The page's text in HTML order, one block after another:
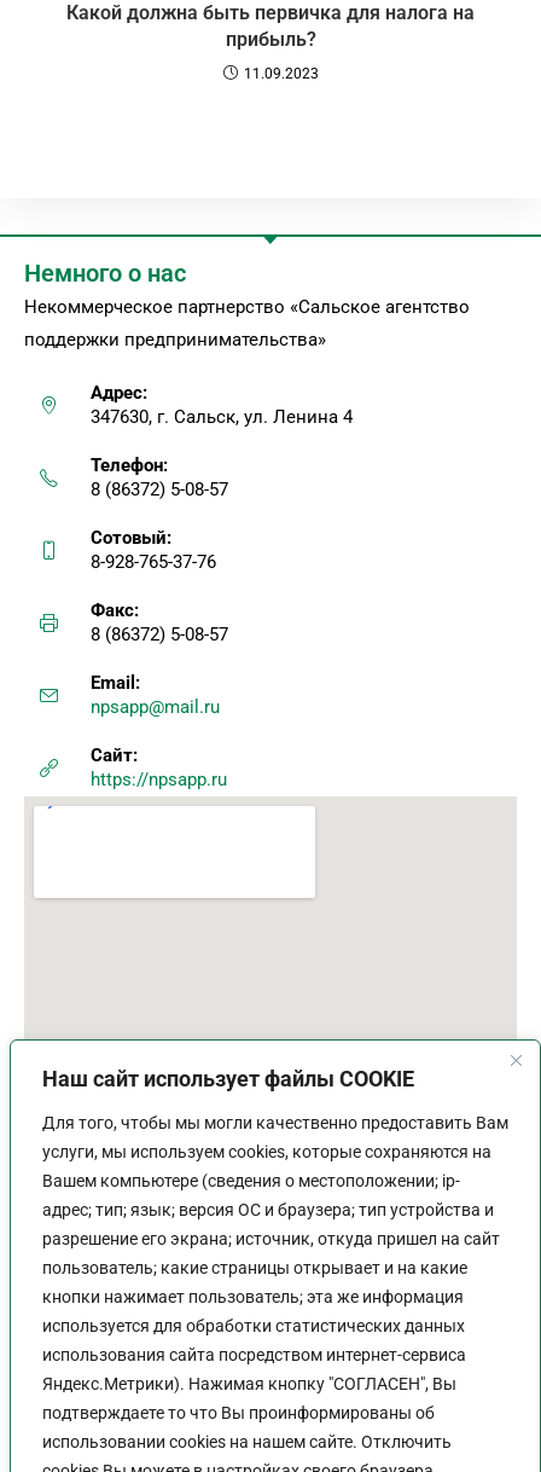
Наш сайт использует файлы COOKIE
Для того, чтобы мы могли качественно предоставить Вам
услуги, мы используем cookies, которые сохраняются на
Вашем компьютере (сведения о местоположении; ip-
адрес; тип; язык; версия ОС и браузера; тип устройства и
разрешение его экрана; источник, откуда пришел на сайт
пользователь; какие страницы открывает и на какие
кнопки нажимает пользователь; эта же информация
используется для обработки статистических данных
использования сайта посредством интернет-сервиса
Яндекс.Метрики). Нажимая кнопку "СОГЛАСЕН", Вы
подтверждаете то что Вы проинформированы об
использовании cookies на нашем сайте. Отключить
Какой должна быть первичка для налога на
прибыль?
11.09.2023
Немного о нас
Некоммерческое партнерство «Сальское агентство
поддержки предпринимательства»
Адрес:
347630, г. Сальск, ул. Ленина 4
Телефон:
8 (86372) 5-08-57
Сотовый:
8-928-765-37-76
Факс:
8 (86372) 5-08-57
Email:
npsapp@mail.ru
Сайт:
https://npsapp.ru
График работы
Пн-Пт:9:00 - 18:00
Перерыв:13:00 - 14:00
Выходной:Сб - Вс